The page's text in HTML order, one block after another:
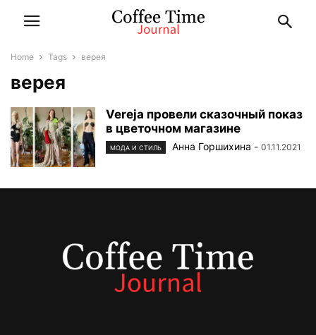
Home Tags верея
верея
Vereja провели сказочный показ
в цветочном магазине
МОДА И СТИЛЬ Анна Горшихина - 01.11.2021